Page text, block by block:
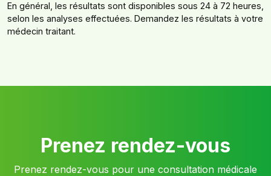
En général, les résultats sont disponibles sous 24 à 72 heures,
selon les analyses effectuées. Demandez les résultats à votre
médecin traitant.
Prenez rendez-vous
Prenez rendez-vous pour une consultation médicale